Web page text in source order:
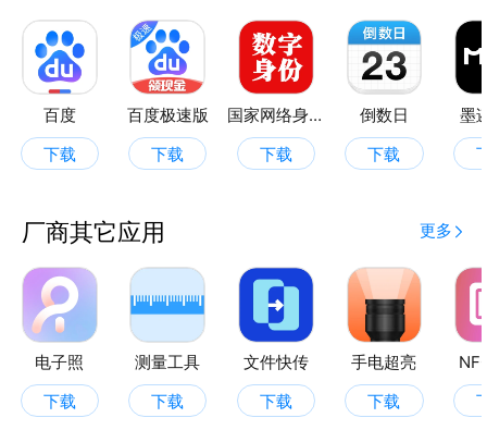
百度
下载
百度极速版
下载
国家网络身份认证
下载
倒数日
下载
墨
厂商其它应用 更多
电子照
下载
测量工具
下载
文件快传
下载
手电超亮
下载